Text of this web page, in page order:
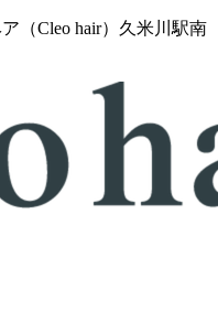
（Cleo hair）久米川駅南